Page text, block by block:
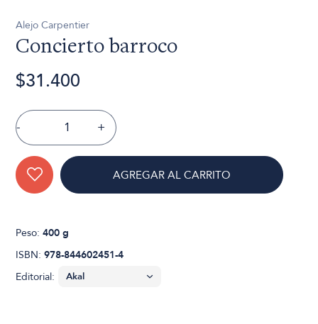
Alejo Carpentier
Concierto barroco
$31.400
- +
AGREGAR AL CARRITO
Peso:400 g
ISBN:978-844602451-4
Editorial: